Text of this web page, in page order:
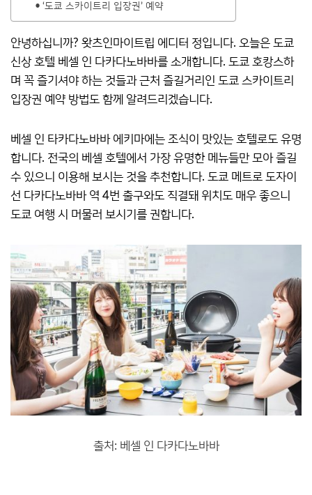
‘도쿄 스카이트리 입장권’ 예약
안녕하십니까? 왓츠인마이트립 에디터 정입니다. 오늘은 도쿄
신상 호텔 베셀 인 다카다노바바를 소개합니다. 도쿄 호캉스하
며 꼭 즐기셔야 하는 것들과 근처 즐길거리인 도쿄 스카이트리
입장권 예약 방법도 함께 알려드리겠습니다.
베셀 인 타카다노바바 에키마에는 조식이 맛있는 호텔로도 유명
합니다. 전국의 베셀 호텔에서 가장 유명한 메뉴들만 모아 즐길
수 있으니 이용해 보시는 것을 추천합니다. 도쿄 메트로 도자이
선 다카다노바바 역 4번 출구와도 직결돼 위치도 매우 좋으니
도쿄 여행 시 머물러 보시기를 권합니다.
출처: 베셀 인 다카다노바바